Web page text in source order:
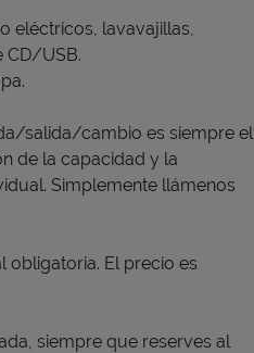
eléctricos, lavavajillas,
CD/USB.
salida/cambio es siempre el
de la capacidad y la
Simplemente llámenos
obligatoria. El precio es
siempre que reserves al